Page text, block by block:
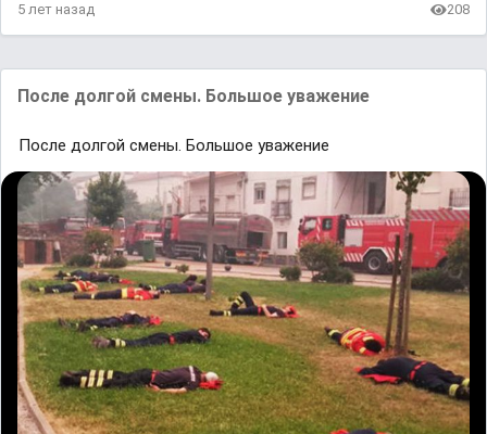
5 лет назад 208
После долгой смены. Большое уважение
После долгой смены. Большое уважение